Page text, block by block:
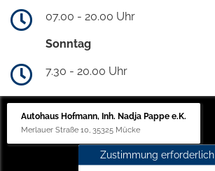
07.00 - 20.00 Uhr
Sonntag
7.30 - 20.00 Uhr
Autohaus Hofmann, Inh. Nadja Pappe e.K.
Merlauer Straße 10, 35325 Mücke
Zustimmung erforderlich